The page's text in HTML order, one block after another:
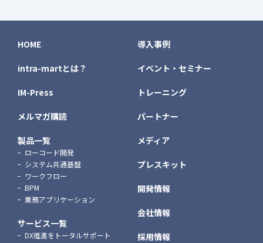
HOME
intra-martとは？
IM-Press
メルマガ購読
製品一覧
ローコード開発
システム共通基盤
ワークフロー
BPM
業務アプリケーション
サービス一覧
DX推進をトータルサポート
導入事例
イベント・セミナー
トレーニング
パートナー
メディア
プレスキット
開発情報
会社情報
採用情報